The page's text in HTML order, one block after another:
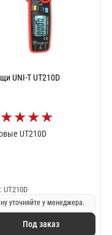
UNI-T UT210D
★★★★
UT210D
UT210D
уточняйте у менеджера.
Под заказ